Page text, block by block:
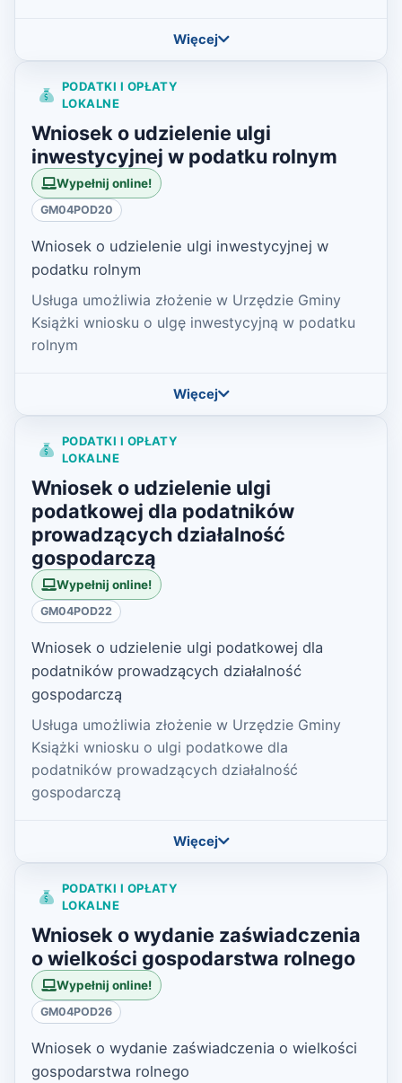
Więcej
PODATKI I OPŁATY
LOKALNE
Wniosek o udzielenie ulgi
inwestycyjnej w podatku rolnym
Wypełnij online!
GM04POD20
Wniosek o udzielenie ulgi inwestycyjnej w
podatku rolnym
Usługa umożliwia złożenie w Urzędzie Gminy
Książki wniosku o ulgę inwestycyjną w podatku
rolnym
Więcej
PODATKI I OPŁATY
LOKALNE
Wniosek o udzielenie ulgi
podatkowej dla podatników
prowadzących działalność
gospodarczą
Wypełnij online!
GM04POD22
Wniosek o udzielenie ulgi podatkowej dla
podatników prowadzących działalność
gospodarczą
Usługa umożliwia złożenie w Urzędzie Gminy
Książki wniosku o ulgi podatkowe dla
podatników prowadzących działalność
gospodarczą
Więcej
PODATKI I OPŁATY
LOKALNE
Wniosek o wydanie zaświadczenia
o wielkości gospodarstwa rolnego
Wypełnij online!
GM04POD26
Wniosek o wydanie zaświadczenia o wielkości
gospodarstwa rolnego